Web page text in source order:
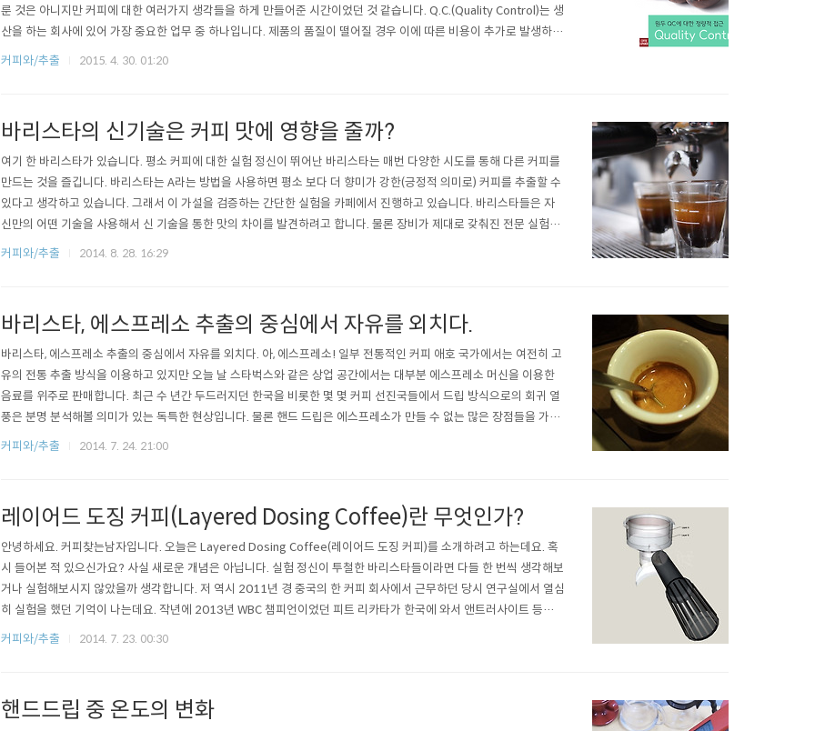
룬 것은 아니지만 커피에 대한 여러가지 생각들을 하게 만들어준 시간이었던 것 같습니다. Q.C.(Quality Control)는 생
산을 하는 회사에 있어 가장 중요한 업무 중 하나입니다. 제품의 품질이 떨어질 경우 이에 따른 비용이 추가로 발생하는
것은 물론, 고객의 신뢰를 깨뜨리는 요인이 되기 때문입니다. QC를 제대로 하기 위해서는 그만큼 많은 리소스를 투입해
커피와/추출 2015. 4. 30. 01:20
바리스타의 신기술은 커피 맛에 영향을 줄까?
여기 한 바리스타가 있습니다. 평소 커피에 대한 실험 정신이 뛰어난 바리스타는 매번 다양한 시도를 통해 다른 커피를
만드는 것을 즐깁니다. 바리스타는 A라는 방법을 사용하면 평소 보다 더 향미가 강한(긍정적 의미로) 커피를 추출할 수
있다고 생각하고 있습니다. 그래서 이 가설을 검증하는 간단한 실험을 카페에서 진행하고 있습니다. 바리스타들은 자
신만의 어떤 기술을 사용해서 신 기술을 통한 맛의 차이를 발견하려고 합니다. 물론 장비가 제대로 갖춰진 전문 실험실
에서 근무하는 연구원이라면 성분 검사를 통해서 간단히 성분의 차이가 있는지를 확인할 수 있습니다. 문제는 바리스
커피와/추출 2014. 8. 28. 16:29
바리스타, 에스프레소 추출의 중심에서 자유를 외치다.
바리스타, 에스프레소 추출의 중심에서 자유를 외치다. 아, 에스프레소! 일부 전통적인 커피 애호 국가에서는 여전히 고
유의 전통 추출 방식을 이용하고 있지만 오늘 날 스타벅스와 같은 상업 공간에서는 대부분 에스프레소 머신을 이용한
음료를 위주로 판매합니다. 최근 수 년간 두드러지던 한국을 비롯한 몇 몇 커피 선진국들에서 드립 방식으로의 회귀 열
풍은 분명 분석해볼 의미가 있는 독특한 현상입니다. 물론 핸드 드립은 에스프레소가 만들 수 없는 많은 장점들을 가진
추출법인 것은 분명하지만,적어도 상업적인 면에서 핸드 드립 커피가 에스프레소 방식의 추출이 가지는 장점을 쉽게 넘
커피와/추출 2014. 7. 24. 21:00
레이어드 도징 커피(Layered Dosing Coffee)란 무엇인가?
안녕하세요. 커피찾는남자입니다. 오늘은 Layered Dosing Coffee(레이어드 도징 커피)를 소개하려고 하는데요. 혹
시 들어본 적 있으신가요? 사실 새로운 개념은 아닙니다. 실험 정신이 투철한 바리스타들이라면 다들 한 번씩 생각해보
거나 실험해보시지 않았을까 생각합니다. 저 역시 2011년 경 중국의 한 커피 회사에서 근무하던 당시 연구실에서 열심
히 실험을 했던 기억이 나는데요. 작년에 2013년 WBC 챔피언이었던 피트 리카타가 한국에 와서 앤트러사이트 등에서
소개했던 걸로 알고 있습니다. 부족한 스케치업 실력으로 모델링을 하느라 3시간이 걸렸습니다. ㅠㅠ 레이어드 커피는
커피와/추출 2014. 7. 23. 00:30
핸드드립 중 온도의 변화